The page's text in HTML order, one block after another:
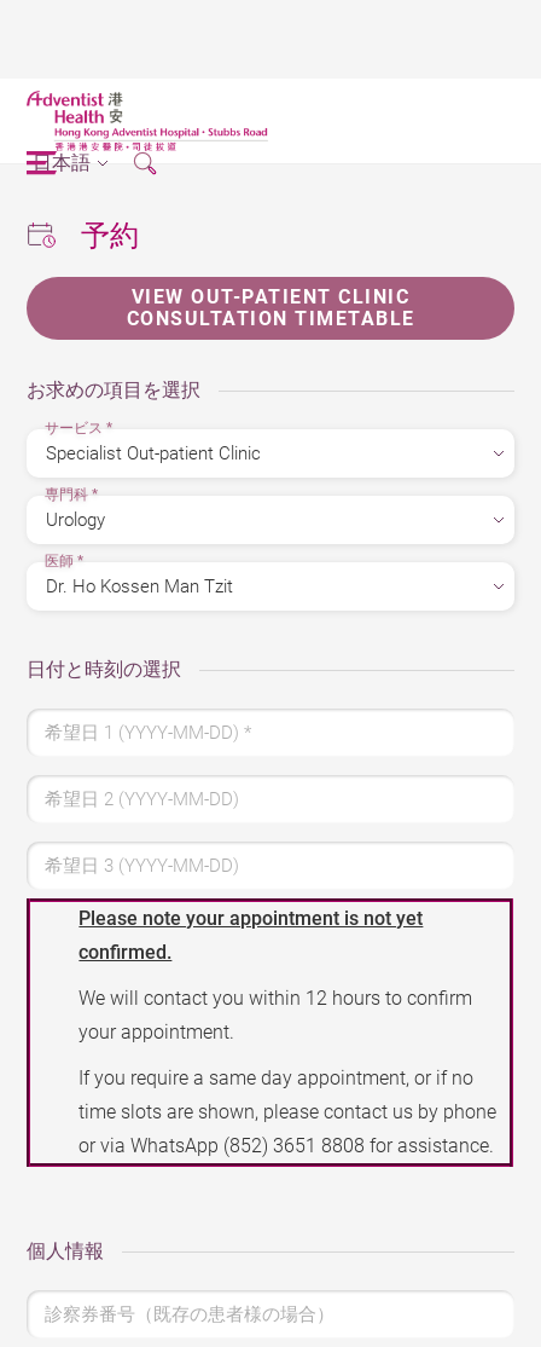
日本語
予約
VIEW OUT-PATIENT CLINIC
CONSULTATION TIMETABLE
お求めの項目を選択
サービス*
専門科*
医師*
日付と時刻の選択
希望日 1 (YYYY-MM-DD)*
希望日 2 (YYYY-MM-DD)
希望日 3 (YYYY-MM-DD)
Please note your appointment is not yet
confirmed.
We will contact you within 12 hours to confirm
your appointment.
If you require a same day appointment, or if no
time slots are shown, please contact us by phone
or via WhatsApp (852) 3651 8808 for assistance.
個人情報
診察券番号（既存の患者様の場合）